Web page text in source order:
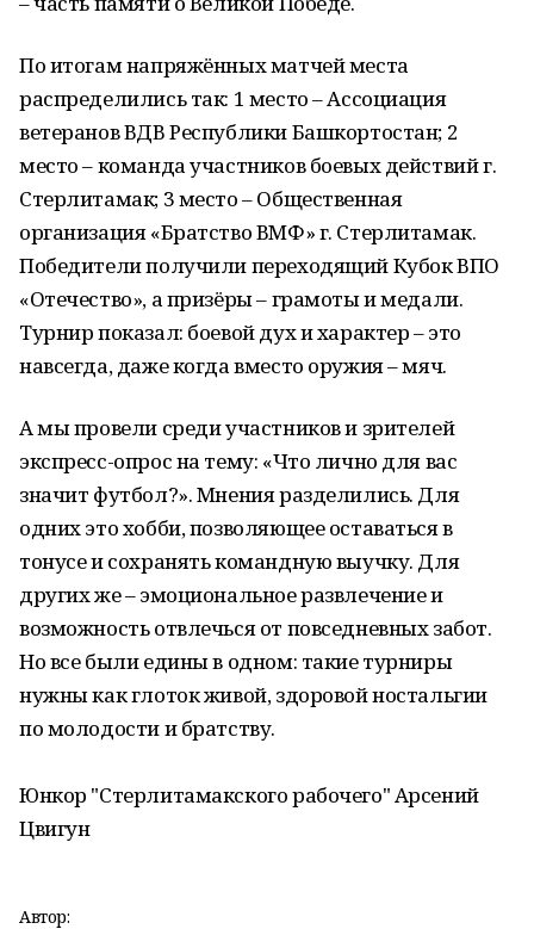
По итогам напряжённых матчей места
распределились так: 1 место – Ассоциация
ветеранов ВДВ Республики Башкортостан; 2
место – команда участников боевых действий г.
Стерлитамак; 3 место – Общественная
организация «Братство ВМФ» г. Стерлитамак.
Победители получили переходящий Кубок ВПО
«Отечество», а призёры – грамоты и медали.
Турнир показал: боевой дух и характер – это
навсегда, даже когда вместо оружия – мяч.
А мы провели среди участников и зрителей
экспресс-опрос на тему: «Что лично для вас
значит футбол?». Мнения разделились. Для
одних это хобби, позволяющее оставаться в
тонусе и сохранять командную выучку. Для
других же–эмоциональное развлечение и
возможность отвлечься от повседневных забот.
Но все были едины в одном: такие турниры
нужны как глоток живой, здоровой ностальгии
по молодости и братству.
Юнкор "Стерлитамакского рабочего" Арсений
Цвигун
Автор: